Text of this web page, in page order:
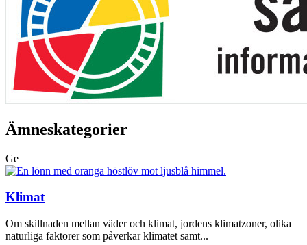
Ämneskategorier
Ge
Klimat
Om skillnaden mellan väder och klimat, jordens klimatzoner, olika
naturliga faktorer som påverkar klimatet samt...